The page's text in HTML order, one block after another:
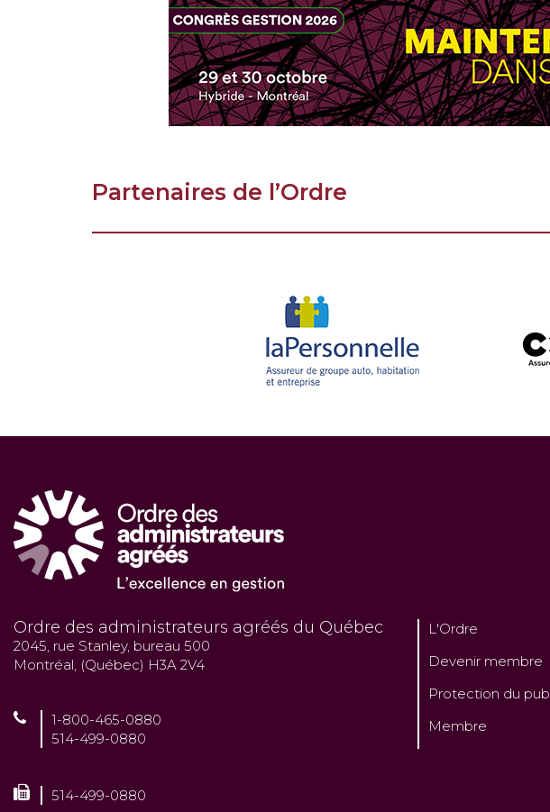
Partenaires de l’Ordre
Ordre des administrateurs agréés du Québec
2045, rue Stanley, bureau 500
Montréal, (Québec) H3A 2V4
1-800-465-0880
514-499-0880
514-499-0880
L'Ordre
Devenir membre
Protection du
Membre